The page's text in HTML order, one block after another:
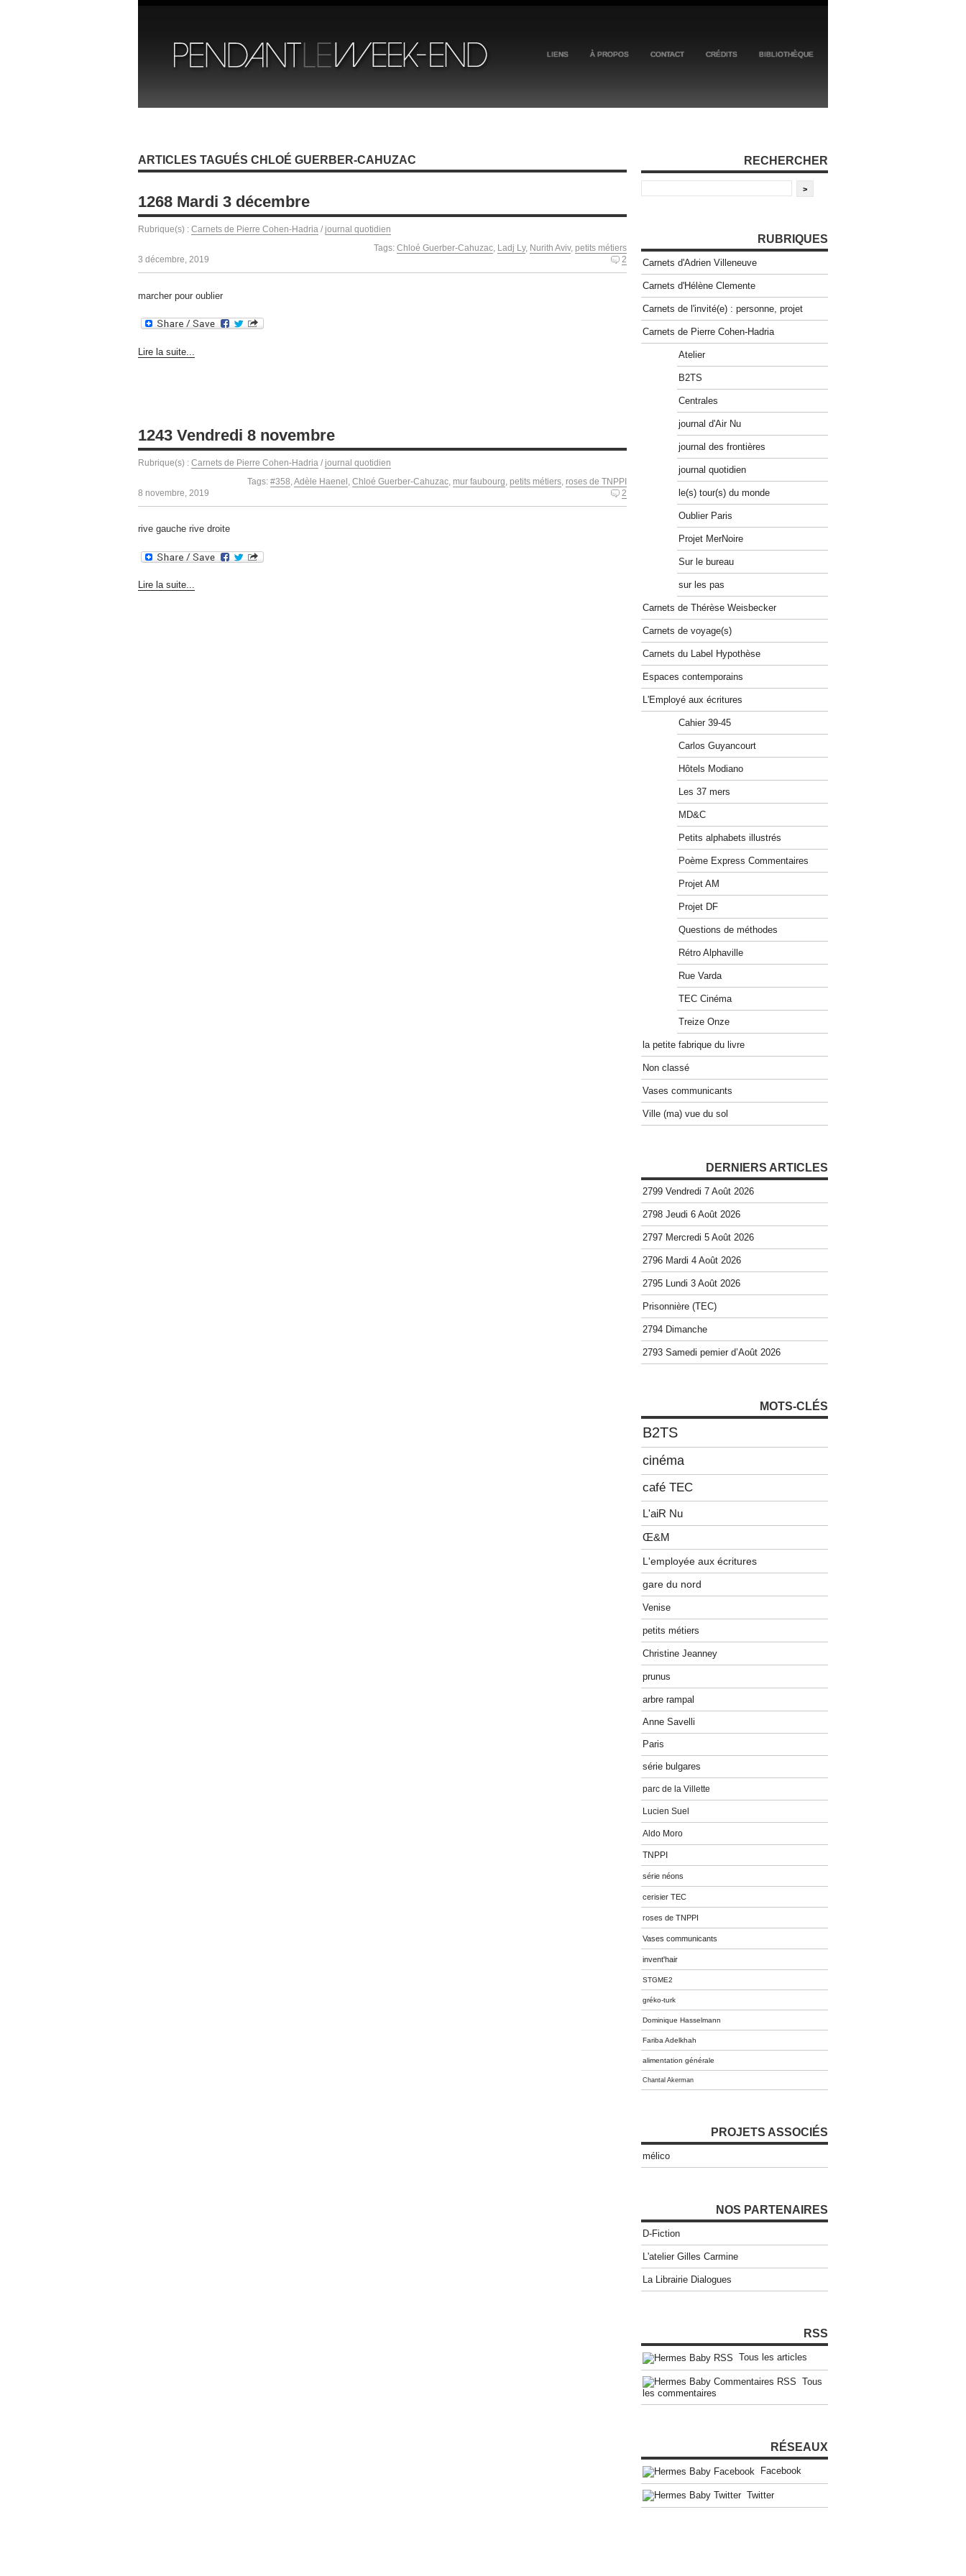
LIENS À PROPOS CONTACT CRÉDITS BIBLIOTHÈQUE
ARTICLES TAGUÉS CHLOÉ GUERBER-CAHUZAC
1268 Mardi 3 décembre
Rubrique(s) : Carnets de Pierre Cohen-Hadria / journal quotidien
Tags: Chloé Guerber-Cahuzac, Ladj Ly, Nurith Aviv, petits métiers
3 décembre, 2019
2
marcher pour oublier
Lire la suite...
1243 Vendredi 8 novembre
Rubrique(s) : Carnets de Pierre Cohen-Hadria / journal quotidien
Tags: #358 Adèle Haenel Chloé Guerber-Cahuzac mur faubourg petits métiers roses de TNPPI
8 novembre, 2019
2
rive gauche rive droite
Lire la suite...
RECHERCHER
RUBRIQUES
Carnets d'Adrien Villeneuve
Carnets d'Hélène Clemente
Carnets de l'invité(e) : personne, projet
Carnets de Pierre Cohen-Hadria
Atelier
B2TS
Centrales
journal d'Air Nu
journal des frontières
journal quotidien
le(s) tour(s) du monde
Oublier Paris
Projet MerNoire
Sur le bureau
sur les pas
Carnets de Thérèse Weisbecker
Carnets de voyage(s)
Carnets du Label Hypothèse
Espaces contemporains
L'Employé aux écritures
Cahier 39-45
Carlos Guyancourt
Hôtels Modiano
Les 37 mers
MD&C
Petits alphabets illustrés
Poème Express Commentaires
Projet AM
Projet DF
Questions de méthodes
Rétro Alphaville
Rue Varda
TEC Cinéma
Treize Onze
la petite fabrique du livre
Non classé
Vases communicants
Ville (ma) vue du sol
DERNIERS ARTICLES
2799 Vendredi 7 Août 2026
2798 Jeudi 6 Août 2026
2797 Mercredi 5 Août 2026
2796 Mardi 4 Août 2026
2795 Lundi 3 Août 2026
Prisonnière (TEC)
2794 Dimanche
2793 Samedi pemier d’Août 2026
MOTS-CLÉS
B2TS
cinéma
café TEC
L'aiR Nu
Œ&M
L'employée aux écritures
gare du nord
Venise
petits métiers
Christine Jeanney
prunus
arbre rampal
Anne Savelli
Paris
série bulgares
parc de la Villette
Lucien Suel
Aldo Moro
TNPPI
série néons
cerisier TEC
roses de TNPPI
Vases communicants
invent'hair
STGME2
gréko-turk
Dominique Hasselmann
Fariba Adelkhah
alimentation générale
Chantal Akerman
PROJETS ASSOCIÉS
mélico
NOS PARTENAIRES
D-Fiction
L'atelier Gilles Carmine
La Librairie Dialogues
RSS
Tous les articles
Tous
les commentaires
RÉSEAUX
Facebook
Twitter